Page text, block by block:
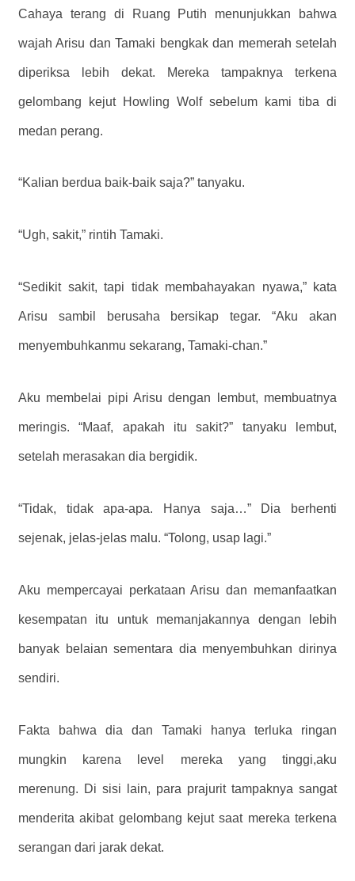
Cahaya terang di Ruang Putih menunjukkan bahwa
wajah Arisu dan Tamaki bengkak dan memerah setelah
diperiksa lebih dekat. Mereka tampaknya terkena
gelombang kejut Howling Wolf sebelum kami tiba di
medan perang.
“Kalian berdua baik-baik saja?” tanyaku.
“Ugh, sakit,” rintih Tamaki.
“Sedikit sakit, tapi tidak membahayakan nyawa,” kata
Arisu sambil berusaha bersikap tegar. “Aku akan
menyembuhkanmu sekarang, Tamaki-chan.”
Aku membelai pipi Arisu dengan lembut, membuatnya
meringis. “Maaf, apakah itu sakit?” tanyaku lembut,
setelah merasakan dia bergidik.
“Tidak, tidak apa-apa. Hanya saja…” Dia berhenti
sejenak, jelas-jelas malu. “Tolong, usap lagi.”
Aku mempercayai perkataan Arisu dan memanfaatkan
kesempatan itu untuk memanjakannya dengan lebih
banyak belaian sementara dia menyembuhkan dirinya
sendiri.
Fakta bahwa dia dan Tamaki hanya terluka ringan
mungkin karena level mereka yang tinggi,aku
merenung. Di sisi lain, para prajurit tampaknya sangat
menderita akibat gelombang kejut saat mereka terkena
serangan dari jarak dekat.